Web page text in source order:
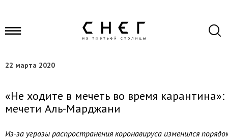
22 марта 2020
«Не ходите в мечеть во время карантина»:
мечети Аль-Марджани
Из-за угрозы распространения коронавируса изменился